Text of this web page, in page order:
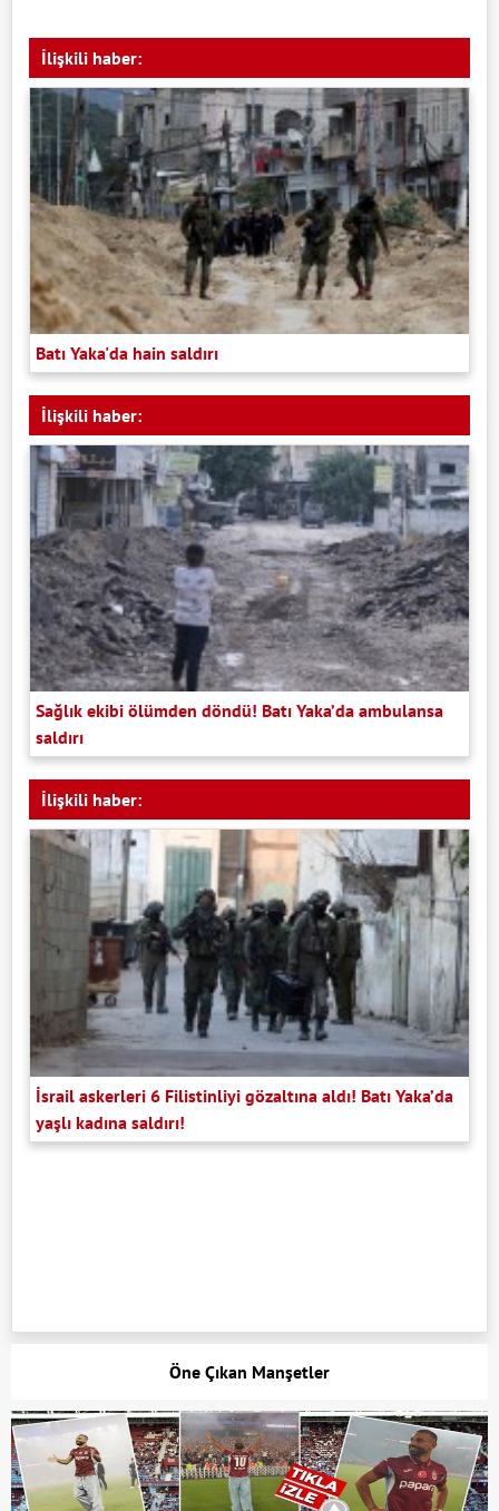
İlişkili haber:
Batı Yaka'da hain saldırı
İlişkili haber:
Sağlık ekibi ölümden döndü! Batı Yaka’da ambulansa
saldırı
İlişkili haber:
İsrail askerleri 6 Filistinliyi gözaltına aldı! Batı Yaka’da
yaşlı kadına saldırı!
Öne Çıkan Manşetler